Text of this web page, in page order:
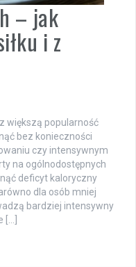
– jak
i z
większą popularność
bez konieczności
czy intensywnym
na ogólnodostępnych
deficyt kaloryczny
dla osób mniej
bardziej intensywny
[…]